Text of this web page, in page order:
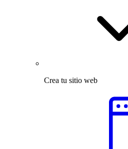
Crea tu sitio web